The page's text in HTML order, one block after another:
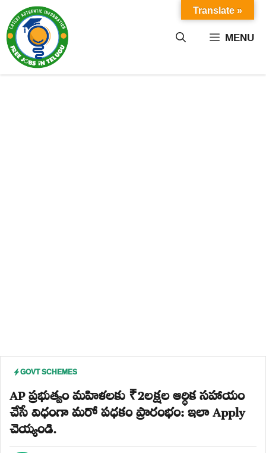
content MENU
GOVT SCHEMES
AP ప్రభుత్వం మహిళలకు ₹2లక్షల ఆర్ధిక సహాయం
చేసే విధంగా మరో పధకం ప్రారంభం: ఇలా Apply
చెయ్యండి.
Translate »